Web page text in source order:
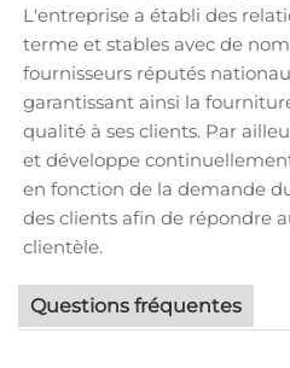
L'entreprise a établi des
terme et stables avec de
fournisseurs réputés
garantissant ainsi la
qualité à ses clients. Par
et développe
en fonction de la demande
des clients afin de répondre
clientèle.
Questions fréquentes